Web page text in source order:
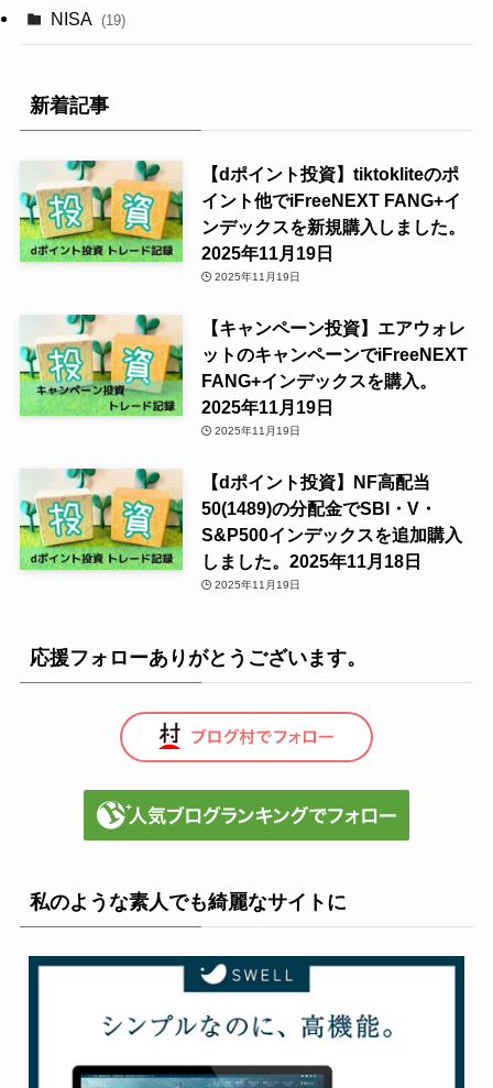
NISA (19)
新着記事
【dポイント投資】tiktokliteのポ
イント他でiFreeNEXT FANG+イ
ンデックスを新規購入しました。
2025年11月19日
2025年11月19日
【キャンペーン投資】エアウォレ
ットのキャンペーンでiFreeNEXT
FANG+インデックスを購入。
2025年11月19日
2025年11月19日
【dポイント投資】NF高配当
50(1489)の分配金でSBI・V・
S&P500インデックスを追加購入
しました。2025年11月18日
2025年11月19日
応援フォローありがとうございます。
私のような素人でも綺麗なサイトに